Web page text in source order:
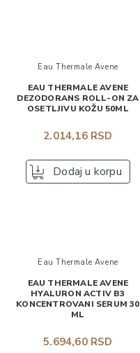
Eau Thermale Avene
EAU THERMALE AVENE
DEZODORANS ROLL-ON ZA
OSETLJIVU KOŽU 50ML
2.014,16 RSD
Dodaj u korpu
Eau Thermale Avene
EAU THERMALE AVENE
HYALURON ACTIV B3
KONCENTROVANI SERUM 30
ML
5.694,60 RSD